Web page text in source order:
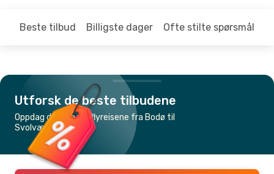
Beste tilbud Billigste dager Ofte stilte spørsmål
Utforsk de beste tilbudene
Oppdag de billigste flyreisene fra Bodø til
Svolvær